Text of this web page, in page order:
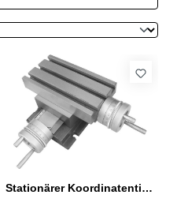
Stationärer Koordinatentisch KT2, 225 x 175 mm